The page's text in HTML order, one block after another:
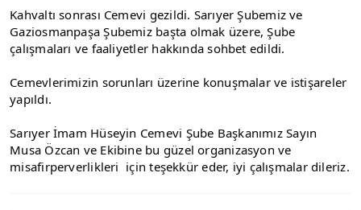
Kahvaltı sonrası Cemevi gezildi. Sarıyer Şubemiz ve
Gaziosmanpaşa Şubemiz başta olmak üzere, Şube
çalışmaları ve faaliyetler hakkında sohbet edildi.
Cemevlerimizin sorunları üzerine konuşmalar ve istişareler
yapıldı.
Sarıyer İmam Hüseyin Cemevi Şube Başkanımız Sayın
Musa Özcan ve Ekibine bu güzel organizasyon ve
misafirperverlikleri  için teşekkür eder, iyi çalışmalar dileriz.